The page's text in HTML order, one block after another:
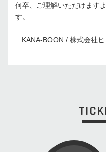
何卒、ご理解いただけます
す。
KANA-BOON / 株式会社